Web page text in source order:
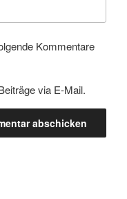
Kommentare
via E-Mail.